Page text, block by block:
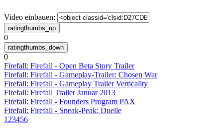
Video einbauen:
0
0
Firefall: Firefall - Open Beta Story Trailer
Firefall: Firefall - Gameplay-Trailer: Chosen War
Firefall: Firefall - Gameplay Trailer Verticality
Firefall: Firefall Trailer Januar 2013
Firefall: Firefall - Founders Program PAX
Firefall: Firefall - Sneak-Peak: Duelle
1 23456